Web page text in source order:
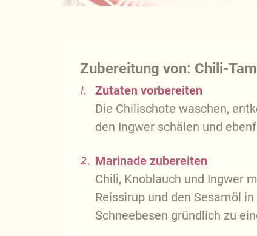
Zubereitung von: Chili-
1.
Zutaten vorbereiten
Die Chilischote waschen,
den Ingwer schälen und
2. Marinade zubereiten
Chili, Knoblauch und Ingwer
Reissirup und den Sesamöl
Schneebesen gründlich zu